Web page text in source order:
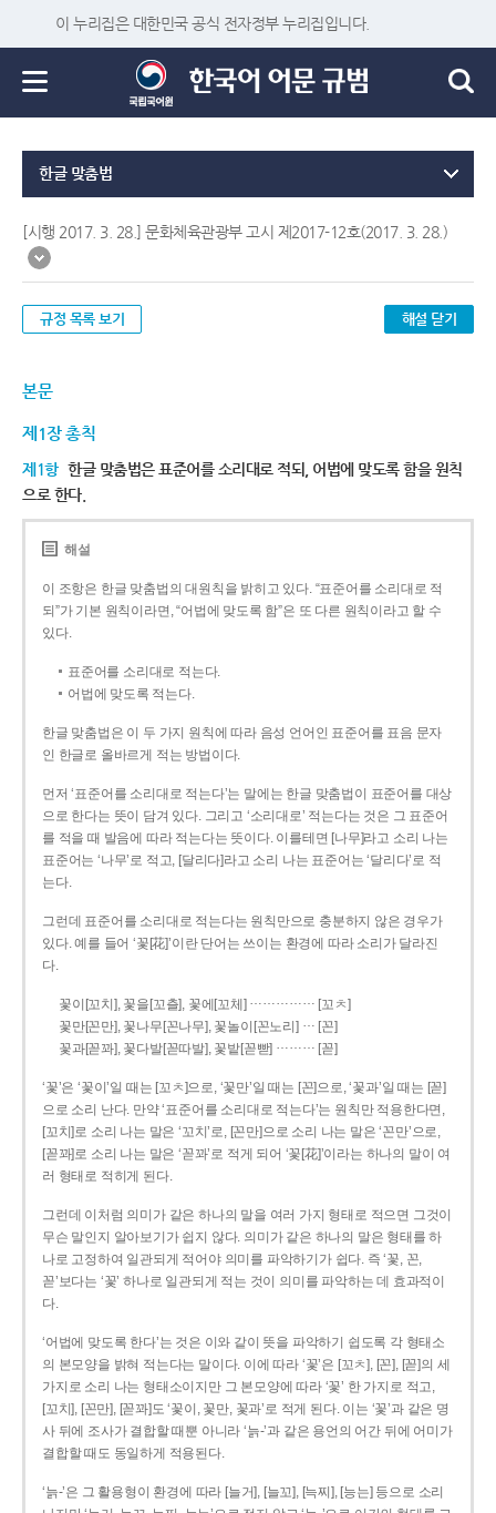
이 누리집은 대한민국 공식 전자정부 누리집입니다.
한글 맞춤법
[시행 2017. 3. 28.] 문화체육관광부 고시 제2017-12호(2017. 3. 28.)
규정 목록 보기 해설 닫기
본문
제1장 총칙
제1항 한글 맞춤법은 표준어를 소리대로 적되, 어법에 맞도록 함을 원칙
으로 한다.
해설
이 조항은 한글 맞춤법의 대원칙을 밝히고 있다. “표준어를 소리대로 적
되”가 기본 원칙이라면, “어법에 맞도록 함”은 또 다른 원칙이라고 할 수
있다.
표준어를 소리대로 적는다.
어법에 맞도록 적는다.
한글 맞춤법은 이 두 가지 원칙에 따라 음성 언어인 표준어를 표음 문자
인 한글로 올바르게 적는 방법이다.
먼저 ‘표준어를 소리대로 적는다’는 말에는 한글 맞춤법이 표준어를 대상
으로 한다는 뜻이 담겨 있다. 그리고 ‘소리대로’ 적는다는 것은 그 표준어
를 적을 때 발음에 따라 적는다는 뜻이다. 이를테면 [나무]라고 소리 나는
표준어는 ‘나무’로 적고, [달리다]라고 소리 나는 표준어는 ‘달리다’로 적
는다.
그런데 표준어를 소리대로 적는다는 원칙만으로 충분하지 않은 경우가
있다. 예를 들어 ‘꽃[花]’이란 단어는 쓰이는 환경에 따라 소리가 달라진
다.
꽃이[꼬치], 꽃을[꼬츨], 꽃에[꼬체] …………… [꼬ㅊ]
꽃만[꼰만], 꽃나무[꼰나무], 꽃놀이[꼰노리] … [꼰]
꽃과[꼳꽈], 꽃다발[꼳따발], 꽃밭[꼳빧] ……… [꼳]
‘꽃’은 ‘꽃이’일 때는 [꼬ㅊ]으로, ‘꽃만’일 때는 [꼰]으로, ‘꽃과’일 때는 [꼳]
으로 소리 난다. 만약 ‘표준어를 소리대로 적는다’는 원칙만 적용한다면,
[꼬치]로 소리 나는 말은 ‘꼬치’로, [꼰만]으로 소리 나는 말은 ‘꼰만’으로,
[꼳꽈]로 소리 나는 말은 ‘꼳꽈’로 적게 되어 ‘꽃[花]’이라는 하나의 말이 여
러 형태로 적히게 된다.
그런데 이처럼 의미가 같은 하나의 말을 여러 가지 형태로 적으면 그것이
무슨 말인지 알아보기가 쉽지 않다. 의미가 같은 하나의 말은 형태를 하
나로 고정하여 일관되게 적어야 의미를 파악하기가 쉽다. 즉 ‘꽃, 꼰,
꼳’보다는 ‘꽃’ 하나로 일관되게 적는 것이 의미를 파악하는 데 효과적이
다.
‘어법에 맞도록 한다’는 것은 이와 같이 뜻을 파악하기 쉽도록 각 형태소
의 본모양을 밝혀 적는다는 말이다. 이에 따라 ‘꽃’은 [꼬ㅊ], [꼰], [꼳]의 세
가지로 소리 나는 형태소이지만 그 본모양에 따라 ‘꽃’ 한 가지로 적고,
[꼬치], [꼰만], [꼳꽈]도 ‘꽃이, 꽃만, 꽃과’로 적게 된다. 이는 ‘꽃’과 같은 명
사 뒤에 조사가 결합할 때뿐 아니라 ‘늙-’과 같은 용언의 어간 뒤에 어미가
결합할 때도 동일하게 적용된다.
‘늙-’은 그 활용형이 환경에 따라 [늘거], [늘꼬], [늑찌], [능는] 등으로 소리